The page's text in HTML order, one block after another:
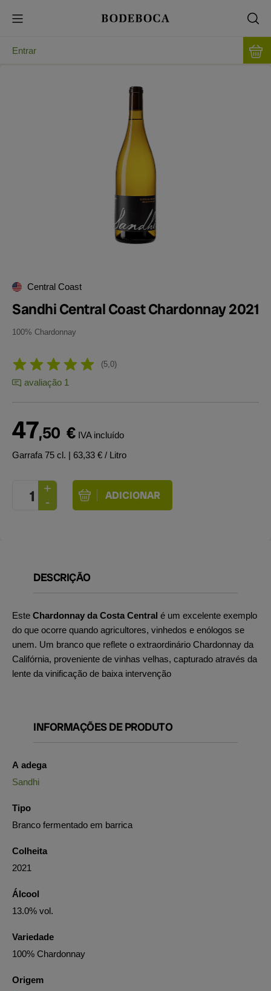
Entrar
Central Coast
Sandhi Central Coast Chardonnay 2021
100% Chardonnay
5,0
avaliação 1
47,50 € IVA incluído
Garrafa 75 cl. | 63,33 € / Litro
DESCRIÇÃO
Este Chardonnay da Costa Central é um excelente exemplo
do que ocorre quando agricultores, vinhedos e enólogos se
unem. Um branco que reflete o extraordinário Chardonnay da
Califórnia, proveniente de vinhas velhas, capturado através da
lente da vinificação de baixa intervenção
INFORMAÇÕES DE PRODUTO
A adega
Sandhi
Tipo
Branco fermentado em barrica
Colheita
2021
Álcool
13.0% vol.
Variedade
100% Chardonnay
Origem